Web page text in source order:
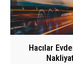
Hacılar
Nakliyat